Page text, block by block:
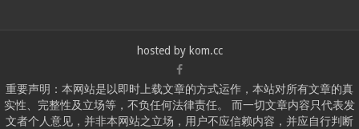
hosted by kom.cc
重要声明：本网站是以即时上载文章的方式运作，本站对所有文章的真
实性、完整性及立场等，不负任何法律责任。 而一切文章内容只代表发
文者个人意见，并非本网站之立场，用户不应信赖内容，并应自行判断